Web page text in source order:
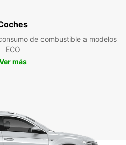
de combustible a modelos
ECO
más